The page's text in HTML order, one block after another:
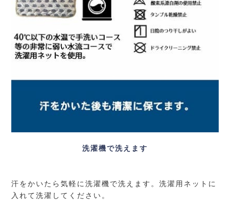
洗濯機で洗えます
汗をかいたら気軽に洗濯機で洗えます。洗濯用ネットに
入れて洗濯してください。